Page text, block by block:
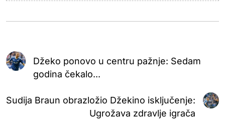
Džeko ponovo u centru pažnje: Sedam
godina čekalo...
Sudija Braun obrazložio Džekino isključenje:
Ugrožava zdravlje igrača